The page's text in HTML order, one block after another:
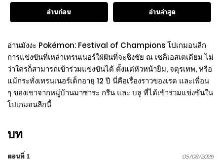
อ่านก่อน
อ่านล่าสุด
อ่านมังงะ Pokémon: Festival of Champions โปเกมอนลีก
การแข่งขันที่เหล่าเทรนเนอร์ใฝ่ฝันที่จะชิงชัย ณ เซคิเอสเตเดียม ไม่
ว่าใครก็สามารถเข้าร่วมแข่งขันได้ ตั้งแต่หัวหน้ายิม, จตุรเทพ, หรือ
แม้กระทั่งเทรนเนอร์เด็กอายุ 12 ปี นี่คือเรื่องราวของเรด และเพื่อน
ๆ ของเขาจากหมู่บ้านมาซาระ กรีน และ บลู ที่ได้เข้าร่วมแข่งขันใน
โปเกมอนลีกนี้
บท
ตอนที่ 1 05/08/2026